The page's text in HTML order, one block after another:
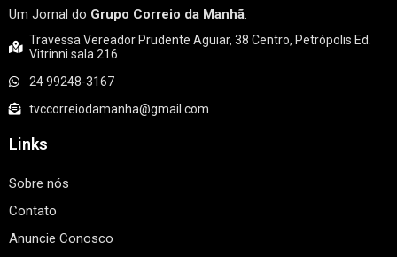
Um Jornal do Grupo Correio da Manhã.
Travessa Vereador Prudente Aguiar, 38 Centro, Petrópolis Ed.
Vitrinni sala 216
24 99248-3167
tvccorreiodamanha@gmail.com
Links
Sobre nós
Contato
Anuncie Conosco